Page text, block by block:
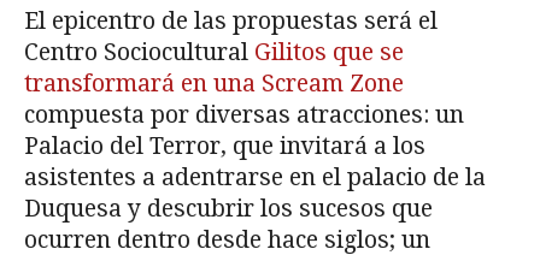
El epicentro de las propuestas será el
Centro Sociocultural Gilitos que se
transformará en una Scream Zone
compuesta por diversas atracciones: un
Palacio del Terror, que invitará a los
asistentes a adentrarse en el palacio de la
Duquesa y descubrir los sucesos que
ocurren dentro desde hace siglos; un